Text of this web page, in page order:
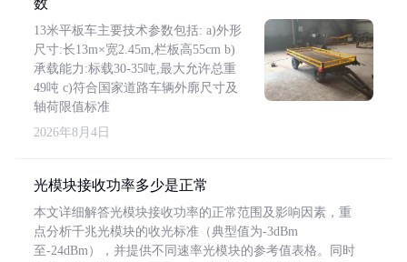
数
13米平板车主要技术参数包括: a)外形
尺寸:长13m×宽2.45m,栏板高55cm b)
承载能力:标载30-35吨,最大允许总重
49吨 c)符合国家道路车辆外廓尺寸及
轴荷限值标准
2026年8月4日
光模块接收功率多少是正常
本文详细解答光模块接收功率的正常范围及影响因素，重
点分析千兆光模块的收光标准（典型值为-3dBm
至-24dBm），并提供不同速率光模块的参考值表格。同时